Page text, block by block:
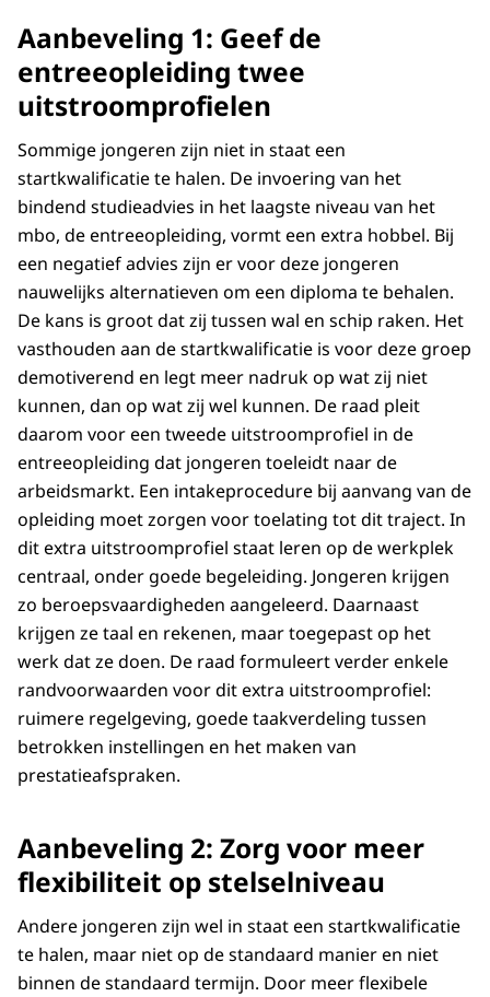
Aanbeveling 1: Geef de
entreeopleiding twee
uitstroomprofielen
Sommige jongeren zijn niet in staat een
startkwalificatie te halen. De invoering van het
bindend studieadvies in het laagste niveau van het
mbo, de entreeopleiding, vormt een extra hobbel. Bij
een negatief advies zijn er voor deze jongeren
nauwelijks alternatieven om een diploma te behalen.
De kans is groot dat zij tussen wal en schip raken. Het
vasthouden aan de startkwalificatie is voor deze groep
demotiverend en legt meer nadruk op wat zij niet
kunnen, dan op wat zij wel kunnen. De raad pleit
daarom voor een tweede uitstroomprofiel in de
entreeopleiding dat jongeren toeleidt naar de
arbeidsmarkt. Een intakeprocedure bij aanvang van de
opleiding moet zorgen voor toelating tot dit traject. In
dit extra uitstroomprofiel staat leren op de werkplek
centraal, onder goede begeleiding. Jongeren krijgen
zo beroepsvaardigheden aangeleerd. Daarnaast
krijgen ze taal en rekenen, maar toegepast op het
werk dat ze doen. De raad formuleert verder enkele
randvoorwaarden voor dit extra uitstroomprofiel:
ruimere regelgeving, goede taakverdeling tussen
betrokken instellingen en het maken van
prestatieafspraken.
Aanbeveling 2: Zorg voor meer
flexibiliteit op stelselniveau
Andere jongeren zijn wel in staat een startkwalificatie
te halen, maar niet op de standaard manier en niet
binnen de standaard termijn. Door meer flexibele